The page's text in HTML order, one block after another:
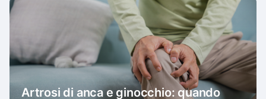
Artrosi di anca e ginocchio: quando